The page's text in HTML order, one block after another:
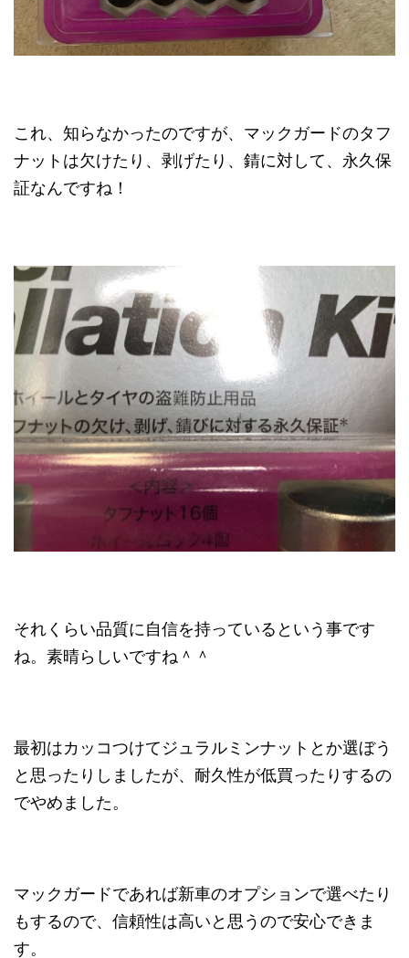
これ、知らなかったのですが、マックガードのタフ
ナットは欠けたり、剥げたり、錆に対して、永久保
証なんですね！
それくらい品質に自信を持っているという事です
ね。素晴らしいですね＾＾
最初はカッコつけてジュラルミンナットとか選ぼう
と思ったりしましたが、耐久性が低買ったりするの
でやめました。
マックガードであれば新車のオプションで選べたり
もするので、信頼性は高いと思うので安心できま
す。